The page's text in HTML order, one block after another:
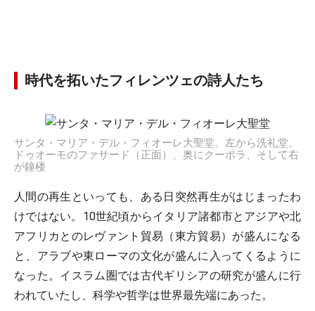
時代を拓いたフィレンツェの詩人たち
サンタ・マリア・デル・フィオーレ大聖堂。左から洗礼堂、
ドゥオーモのファサード（正面）、奥にクーポラ、そして右
が鐘楼
人間の再生といっても、ある日突然再生がはじまったわ
けではない。10世紀頃からイタリア諸都市とアジアや北
アフリカとのレヴァント貿易（東方貿易）が盛んになる
と、アラブや東ローマの文化が盛んに入ってくるように
なった。イスラム圏では古代ギリシアの研究が盛んに行
われていたし、科学や哲学は世界最先端にあった。